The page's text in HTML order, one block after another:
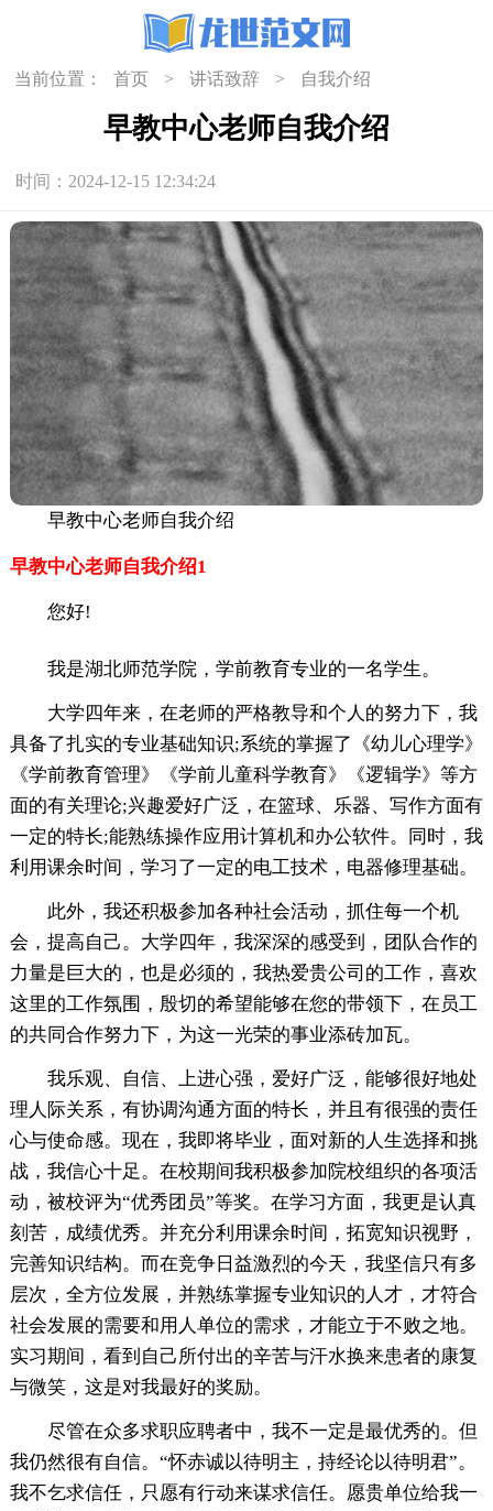
当前位置： 首页 > 讲话致辞 > 自我介绍
早教中心老师自我介绍
时间：2024-12-15 12:34:24
早教中心老师自我介绍
早教中心老师自我介绍1
您好!
我是湖北师范学院，学前教育专业的一名学生。
大学四年来，在老师的严格教导和个人的努力下，我
具备了扎实的专业基础知识;系统的掌握了《幼儿心理学》
《学前教育管理》《学前儿童科学教育》《逻辑学》等方
面的有关理论;兴趣爱好广泛，在篮球、乐器、写作方面有
一定的特长;能熟练操作应用计算机和办公软件。同时，我
利用课余时间，学习了一定的电工技术，电器修理基础。
此外，我还积极参加各种社会活动，抓住每一个机
会，提高自己。大学四年，我深深的感受到，团队合作的
力量是巨大的，也是必须的，我热爱贵公司的工作，喜欢
这里的工作氛围，殷切的希望能够在您的带领下，在员工
的共同合作努力下，为这一光荣的事业添砖加瓦。
我乐观、自信、上进心强，爱好广泛，能够很好地处
理人际关系，有协调沟通方面的特长，并且有很强的责任
心与使命感。现在，我即将毕业，面对新的人生选择和挑
战，我信心十足。在校期间我积极参加院校组织的各项活
动，被校评为“优秀团员”等奖。在学习方面，我更是认真
刻苦，成绩优秀。并充分利用课余时间，拓宽知识视野，
完善知识结构。而在竞争日益激烈的今天，我坚信只有多
层次，全方位发展，并熟练掌握专业知识的人才，才符合
社会发展的需要和用人单位的需求，才能立于不败之地。
实习期间，看到自己所付出的辛苦与汗水换来患者的康复
与微笑，这是对我最好的奖励。
尽管在众多求职应聘者中，我不一定是最优秀的。但
我仍然很有自信。“怀赤诚以待明主，持经论以待明君”。
我不乞求信任，只愿有行动来谋求信任。愿贵单位给我一